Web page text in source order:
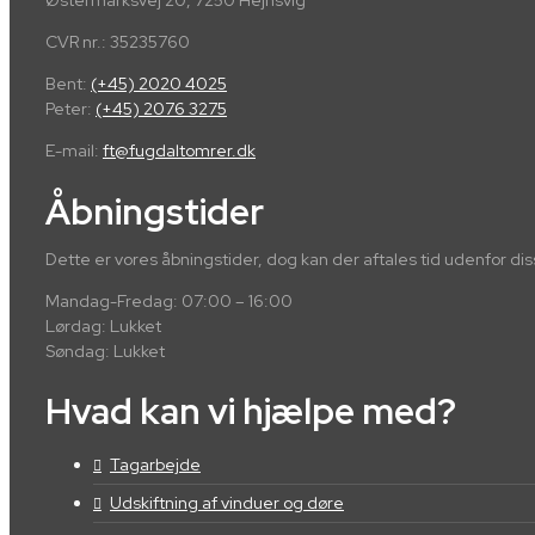
CVR nr.: 35235760
​Bent: (+45) 2020 4025
Peter: (+45) 2076 3275
E-mail: ft@fugdaltomrer.dk
Åbningstider
Dette er vores åbningstider, dog kan der aftales tid udenfor
Mandag-Fredag: 07:00 – 16:00
Lørdag: Lukket
Søndag: Lukket
Hvad kan vi hjælpe med?
Tagarbejde
Udskiftning af vinduer og døre